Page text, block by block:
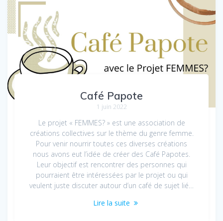
Café Papote
1 juin 2022
Le projet « FEMMES? » est une association de
créations collectives sur le thème du genre femme.
Pour venir nourrir toutes ces diverses créations
nous avons eut l’idée de créer des Café Papotes.
Leur objectif est rencontrer des personnes qui
pourraient être intéressées par le projet ou qui
veulent juste discuter autour d’un café de sujet lié…
Lire la suite